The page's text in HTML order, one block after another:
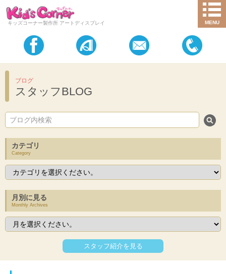
キッズコーナー製作所 アートディスプレイ MENU
ブログ
スタッフBLOG
カテゴリ
Category
月別に見る
Monthly Archives
スタッフ紹介を見る